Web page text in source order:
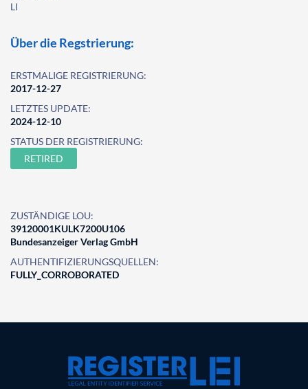
LI
Über die Regstrierung:
ERSTMALIGE REGISTRIERUNG:
2017-12-27
LETZTES UPDATE:
2024-12-10
STATUS DER REGISTRIERUNG:
RETIRED
ZUSTÄNDIGE LOU:
39120001KULK7200U106
Bundesanzeiger Verlag GmbH
AUTHENTIFIZIERUNGSQUELLEN:
FULLY_CORROBORATED